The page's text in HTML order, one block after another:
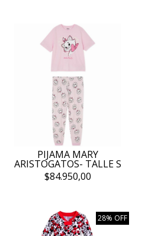
PIJAMA MARY
ARISTOGATOS- TALLE S
$84.950,00
28% OFF